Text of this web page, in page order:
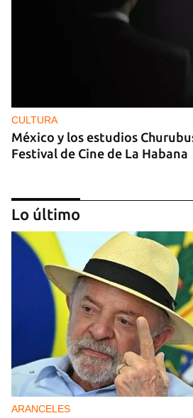
CULTURA
México y los estudios
Festival de Cine de La Habana
MÚSICA
Un público enamorado de
censura en un homenaje en
Lo último
ARANCELES